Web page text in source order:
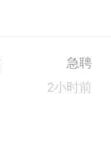
急聘
2小时前